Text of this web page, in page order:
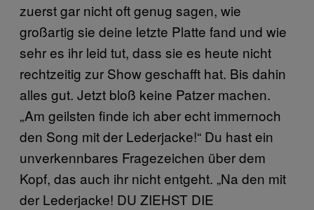
zuerst gar nicht oft genug sagen, wie
großartig sie deine letzte Platte fand und wie
sehr es ihr leid tut, dass sie es heute nicht
rechtzeitig zur Show geschafft hat. Bis dahin
alles gut. Jetzt bloß keine Patzer machen.
„Am geilsten finde ich aber echt immernoch
den Song mit der Lederjacke!“ Du hast ein
unverkennbares Fragezeichen über dem
Kopf, das auch ihr nicht entgeht. „Na den mit
der Lederjacke! DU ZIEHST DIE